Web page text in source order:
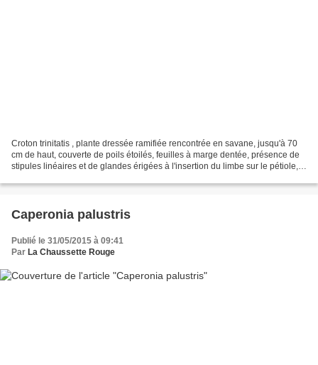
Croton trinitatis , plante dressée ramifiée rencontrée en savane, jusqu'à 70
cm de haut, couverte de poils étoilés, feuilles à marge dentée, présence de
stipules linéaires et de glandes érigées à l'insertion du limbe sur le pétiole,
Caperonia palustris
Publié le 31/05/2015 à 09:41
Par La Chaussette Rouge